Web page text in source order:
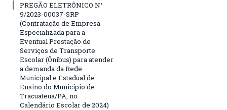
PREGÃO ELETRÔNICO N°
9/2023-00037-SRP
(Contratação de Empresa
Especializada para a
Eventual Prestação de
Serviços de Transporte
Escolar (Ônibus) para atender
a demanda da Rede
Municipal e Estadual de
Ensino do Município de
Tracuateua/PA, no
Calendário Escolar de 2024)